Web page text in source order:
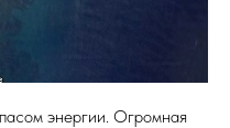
энергии. Огромная